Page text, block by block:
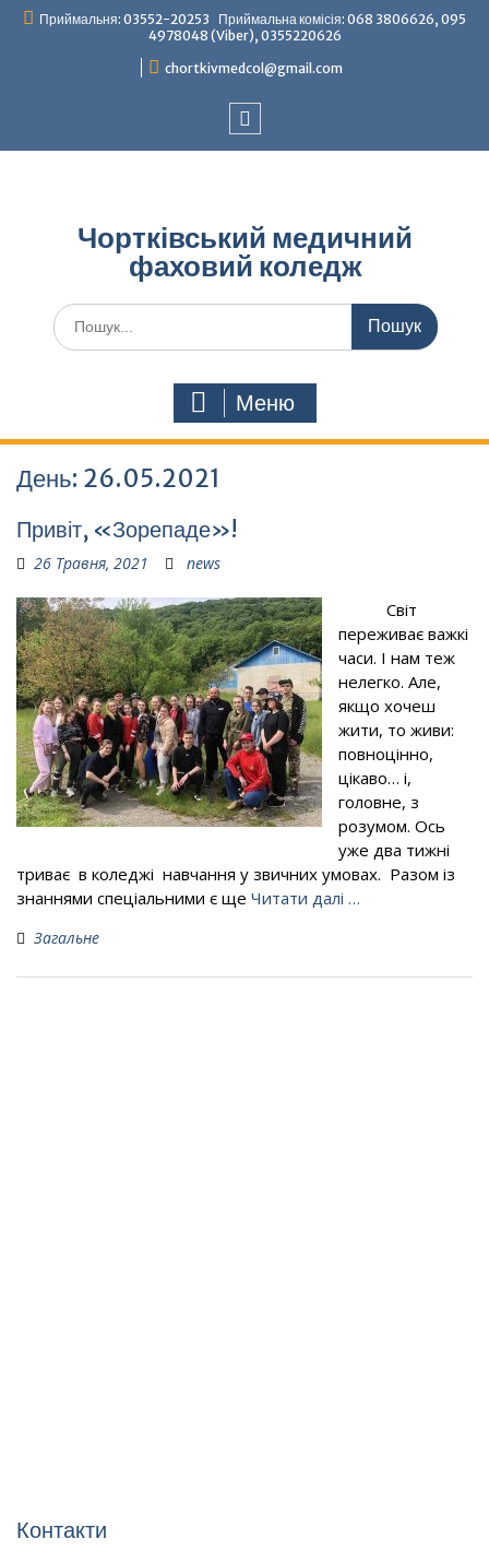
ПерейтиПриймальня: 03552-20253 Приймальна комісія: 068 3806626, 095
4978048 (Viber), 0355220626
chortkivmedcol@gmail.com
Чортківський медичний
фаховий коледж
Шукати:
Меню
День: 26.05.2021
Привіт, «Зорепаде»!
26 Травня, 2021 news
Світ
переживає важкі
часи. І нам теж
нелегко. Але,
якщо хочеш
жити, то живи:
повноцінно,
цікаво… і,
головне, з
розумом. Ось
уже два тижні
триває в коледжі навчання у звичних умовах. Разом із
знаннями спеціальними є ще Читати далі …
Загальне
Контакти